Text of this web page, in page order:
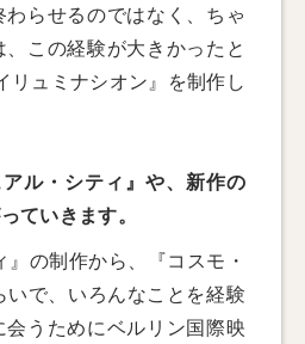
らせるのではなく、ちゃ
この経験が大きかったと
リュミナシオン』を制作し
ル・シティ』や、新作の
ていきます。
』の制作から、『コスモ・
で、いろんなことを経験
うためにベルリン国際映